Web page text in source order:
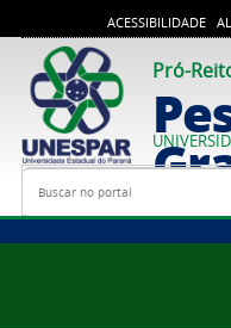
ACESSIBILIDADE
Pró-
Busca